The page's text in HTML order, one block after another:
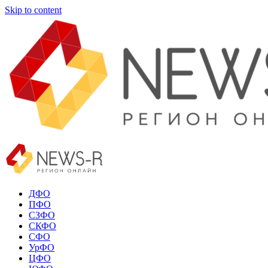
Skip to content
ДФО
ПФО
СЗФО
СКФО
СФО
УрФО
ЦФО